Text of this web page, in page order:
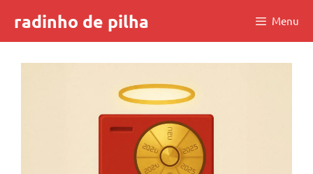
content
radinho de pilha Menu